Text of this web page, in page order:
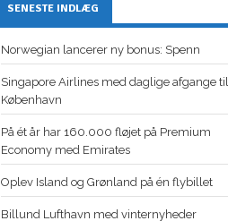
SENESTE INDLÆG
Norwegian lancerer ny bonus: Spenn
Singapore Airlines med daglige afgange til
København
På ét år har 160.000 fløjet på Premium
Economy med Emirates
Oplev Island og Grønland på én flybillet
Billund Lufthavn med vinternyheder